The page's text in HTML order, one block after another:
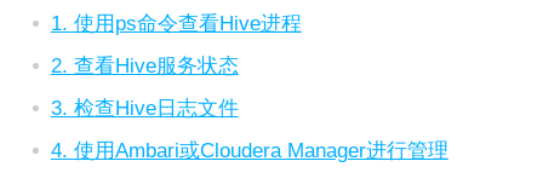
1. 使用ps命令查看Hive进程
2. 查看Hive服务状态
3. 检查Hive日志文件
4. 使用Ambari或Cloudera Manager进行管理